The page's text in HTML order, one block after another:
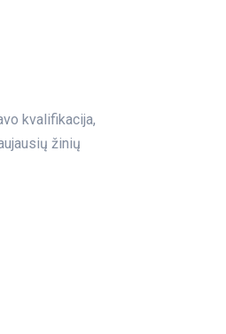
kvalifikacija,
žinių